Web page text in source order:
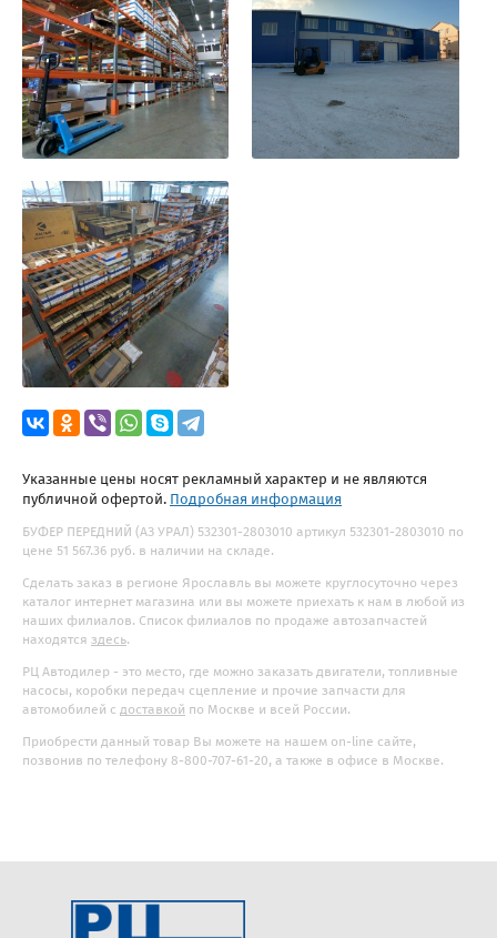
Указанные цены носят рекламный характер и не являются
публичной офертой. Подробная информация
БУФЕР ПЕРЕДНИЙ (АЗ УРАЛ) 532301-2803010 артикул 532301-2803010 по
цене 51 567.36 руб. в наличии на складе.
Сделать заказ в регионе Ярославль вы можете круглосуточно через
каталог интернет магазина или вы можете приехать к нам в любой из
наших филиалов. Список филиалов по продаже автозапчастей
находятся здесь.
РЦ Автодилер - это место, где можно заказать двигатели, топливные
насосы, коробки передач сцепление и прочие запчасти для
автомобилей с доставкой по Москве и всей России.
Приобрести данный товар Вы можете на нашем on-line сайте,
позвонив по телефону 8-800-707-61-20, а также в офисе в Москве.